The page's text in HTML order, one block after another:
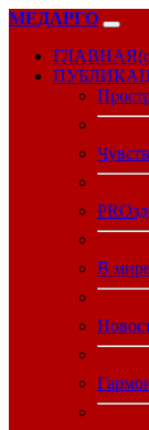
МЕДАРГО
ГЛАВНАЯ
В